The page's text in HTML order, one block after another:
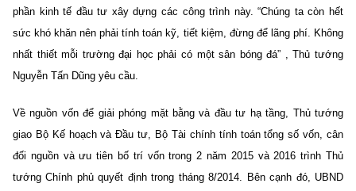
phần kinh tế đầu tư xây dựng các công trình này. “Chúng ta còn hết
sức khó khăn nên phải tính toán kỹ, tiết kiệm, đừng để lãng phí. Không
nhất thiết mỗi trường đại học phải có một sân bóng đá” , Thủ tướng
Nguyễn Tấn Dũng yêu cầu.
Về nguồn vốn để giải phóng mặt bằng và đầu tư hạ tầng, Thủ tướng
giao Bộ Kế hoạch và Đầu tư, Bộ Tài chính tính toán tổng số vốn, cân
đối nguồn và ưu tiên bố trí vốn trong 2 năm 2015 và 2016 trình Thủ
tướng Chính phủ quyết định trong tháng 8/2014. Bên cạnh đó, UBND